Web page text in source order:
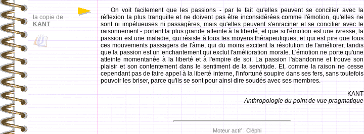
la copie de
KANT
On voit facilement que les passions - par le fait qu'elles peuvent se concilier avec la
réflexion la plus tranquille et ne doivent pas être inconsidérées comme l'émotion, qu'elles ne
sont ni impétueuses ni passagères, mais qu'elles peuvent s'enraciner et se concilier avec le
raisonnement - portent la plus grande atteinte à la liberté, et que si l'émotion est une ivresse, la
passion est une maladie, qui résiste à tous les moyens thérapeutiques, et qui est pire que tous
ces mouvements passagers de l'âme, qui du moins excitent la résolution de l'améliorer, tandis
que la passion est un enchantement qui exclut l'amélioration morale. L'émotion ne porte qu'une
atteinte momentanée à la liberté et à l'empire de soi. La passion l'abandonne et trouve son
plaisir et son contentement dans le sentiment de la servitude. Et, comme la raison ne cesse
cependant pas de faire appel à la liberté interne, l'infortuné soupire dans ses fers, sans toutefois
pouvoir les briser, parce qu'ils se sont pour ainsi dire soudés avec ses membres.
KANT
Anthropologie du point de vue pragmatique
Moteur actif : Cléphi